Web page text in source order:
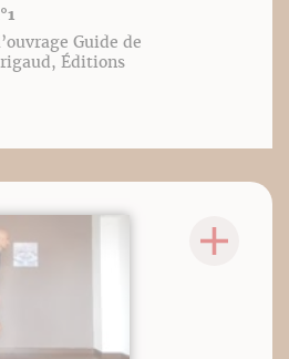
Guide de
Éditions